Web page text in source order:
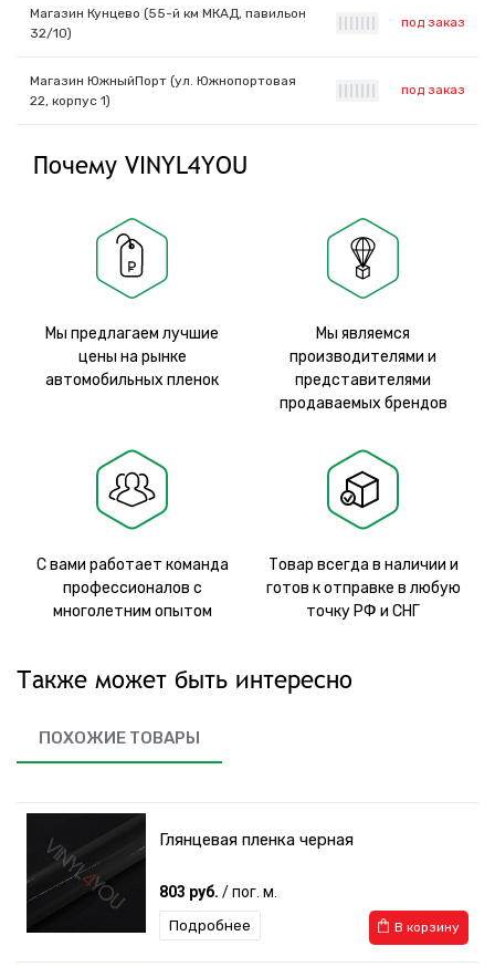
Магазин Кунцево (55-й км МКАД, павильон
32/10)
под заказ
Магазин ЮжныйПорт (ул. Южнопортовая
22, корпус 1)
под заказ
Почему VINYL4YOU
Мы предлагаем лучшие
цены на рынке
автомобильных пленок
Мы являемся
производителями и
представителями
продаваемых брендов
С вами работает команда
профессионалов с
многолетним опытом
Товар всегда в наличии и
готов к отправке в любую
точку РФ и СНГ
Также может быть интересно
ПОХОЖИЕ ТОВАРЫ
Глянцевая пленка черная
803 руб. / пог. м.
В корзину
Подробнее